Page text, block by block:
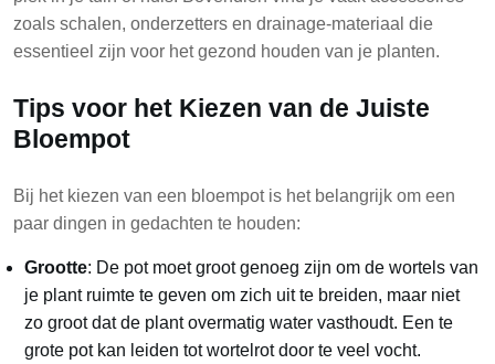
zoals schalen, onderzetters en drainage-materiaal die
essentieel zijn voor het gezond houden van je planten.
Tips voor het Kiezen van de Juiste
Bloempot
Bij het kiezen van een bloempot is het belangrijk om een
paar dingen in gedachten te houden:
Grootte: De pot moet groot genoeg zijn om de wortels van
je plant ruimte te geven om zich uit te breiden, maar niet
zo groot dat de plant overmatig water vasthoudt. Een te
grote pot kan leiden tot wortelrot door te veel vocht.